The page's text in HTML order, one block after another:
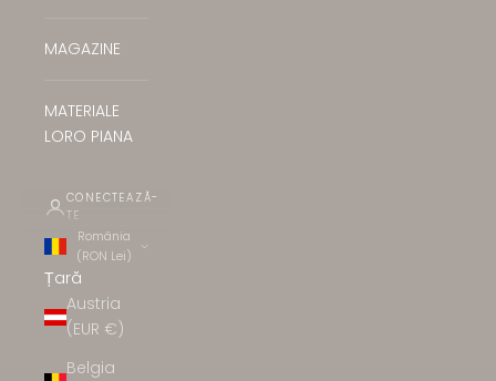
MAGAZINE
MATERIALE
LORO PIANA
CONECTEAZĂ-
TE
România
(RON Lei)
Țară
Austria
(EUR €)
Belgia